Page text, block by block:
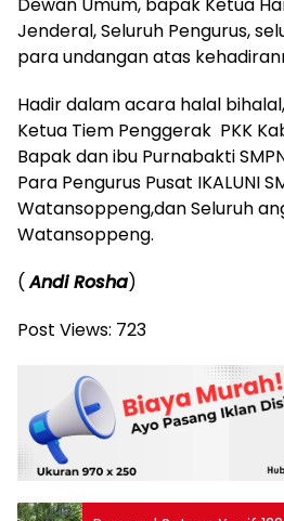
Jenderal, Seluruh Pengurus,
para undangan atas
Hadir dalam acara halal
Ketua Tiem Penggerak PKK
Bapak dan ibu Purnabakti
Para Pengurus Pusat IKALUNI
Watansoppeng,dan Seluruh
Watansoppeng.
(Andi Rosha)
Post Views: 723